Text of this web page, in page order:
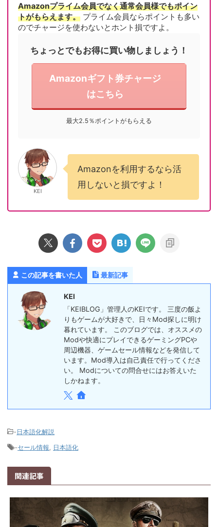
Amazonプライム会員でなく通常会員様でもポイン
トがもらえます。 プライム会員ならポイントも多い
のでチャージを使わないとホント損ですよ。
ちょっとでもお得に買い物しましょう！
Amazonギフト券チャージ
はこちら
最大2.5％ポイントがもらえる
KEI
Amazonを利用するなら活
用しないと損ですよ！
この記事を書いた人 最新記事
KEI
「KEIBLOG」管理人のKEIです。 三度の飯よ
りもゲームが大好きで、日々Mod探しに明け
暮れています。 このブログでは、オススメの
Modや快適にプレイできるゲーミングPCや
周辺機器、ゲームセール情報などを発信して
います。Mod導入は自己責任で行ってくださ
い。 Modについての問合せにはお答えいた
しかねます。
-日本語化解説
-セール情報 日本語化
関連記事